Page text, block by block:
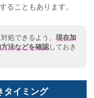
ることもあります。
処できるよう、 現在加
法などを確認しておき
タイミング